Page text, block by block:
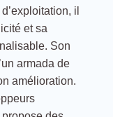
il
et sa
Son
armada de
amélioration.